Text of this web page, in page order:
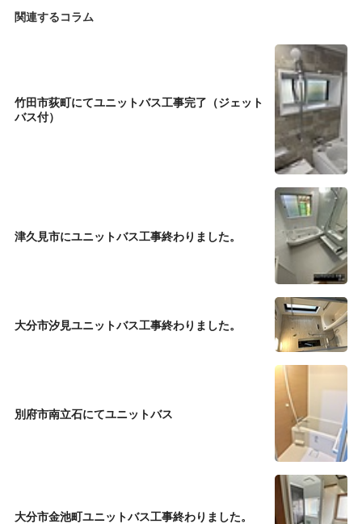
関連するコラム
竹田市荻町にてユニットバス工事完了（ジェット
バス付）
津久見市にユニットバス工事終わりました。
大分市汐見ユニットバス工事終わりました。
別府市南立石にてユニットバス
大分市金池町ユニットバス工事終わりました。